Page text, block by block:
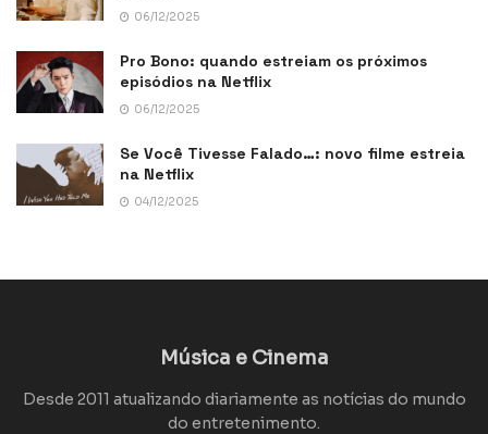
06/12/2025
Pro Bono: quando estreiam os próximos
episódios na Netflix
06/12/2025
Se Você Tivesse Falado…: novo filme estreia
na Netflix
04/12/2025
Música e Cinema
Desde 2011 atualizando diariamente as notícias do mundo
do entretenimento.